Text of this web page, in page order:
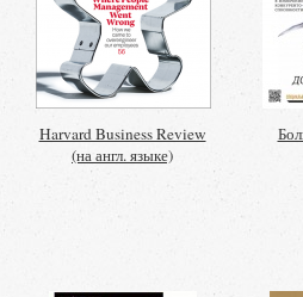
Harvard Business Review
(на англ. языке)